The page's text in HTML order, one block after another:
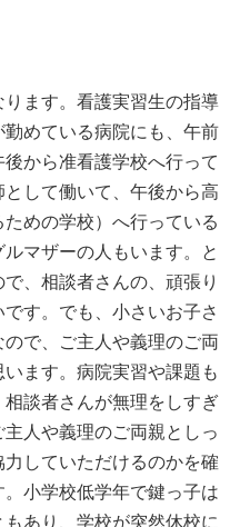
ます。看護実習生の指導
めている病院にも、午前
から准看護学校へ行って
して働いて、午後から高
めの学校）へ行っている
マザーの人もいます。と
、相談者さんの、頑張り
す。でも、小さいお子さ
で、ご主人や義理のご両
ます。病院実習や課題も
談者さんが無理をしすぎ
人や義理のご両親としっ
していただけるのかを確
小学校低学年で鍵っ子は
あり、学校が突然休校に